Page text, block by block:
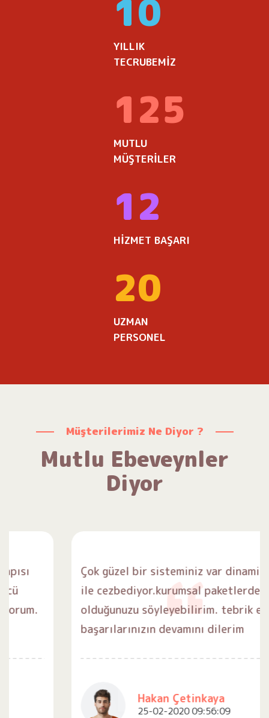
10
YILLIK
TECRUBEMİZ
125
MUTLU
MÜŞTERİLER
12
HİZMET BAŞARI
20
UZMAN
PERSONEL
Müşterilerimiz Ne Diyor ?
Mutlu Ebeveynler
Diyor
Çok güzel bir sisteminiz var dinamik yapısı
ile cezbediyor.kurumsal paketlerde öncü
olduğunuzu söyleyebilirim. tebrik ediyorum.
başarılarınızın devamını dilerim
Hakan Çetinkaya
25-02-2020 09:56:09